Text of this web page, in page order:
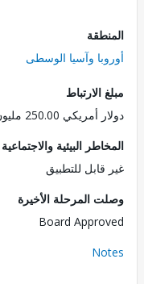
وآسيا الوسطى
250.00 مليون
البيئية والاجتماعية
للتطبيق
المرحلة الأخيرة
Board